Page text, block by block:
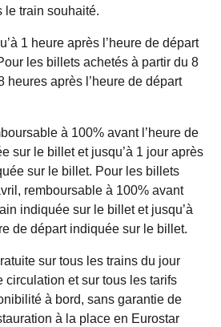
le train souhaité.
1 heure après l’heure de départ
les billets achetés à partir du 8
heures après l’heure de départ
à 100% avant l’heure de
sur le billet et jusqu’à 1 jour après
sur le billet. Pour les billets
remboursable à 100% avant
indiquée sur le billet et jusqu’à
de départ indiquée sur le billet.
sur tous les trains du jour
circulation et sur tous les tarifs
à bord, sans garantie de
à la place en Eurostar